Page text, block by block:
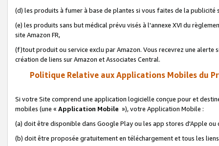
(d) les produits à fumer à base de plantes si vous faites de la publicité
(e) les produits sans but médical prévu visés à l'annexe XVI du
site Amazon FR,
(f)tout produit ou service exclu par Amazon. Vous recevrez une alerte
création de liens sur Amazon et Associates Central.
Politique Relative aux Applications Mobiles du
Si votre Site comprend une application logicielle conçue pour et
mobiles (une « Application Mobile »), votre Application Mobile :
(a) doit être disponible dans Google Play ou les app stores d'Apple ou
(b) doit être proposée gratuitement en téléchargement et tous les